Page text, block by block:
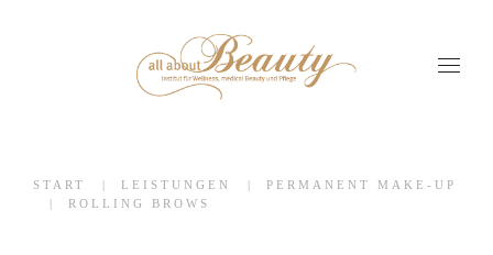
START LEISTUNGEN
PERMANENT MAKE-UP
ROLLING BROWS